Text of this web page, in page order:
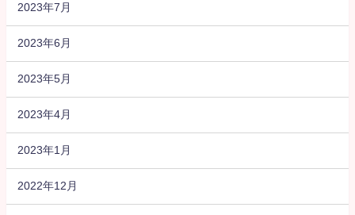
2023年7月
2023年6月
2023年5月
2023年4月
2023年1月
2022年12月